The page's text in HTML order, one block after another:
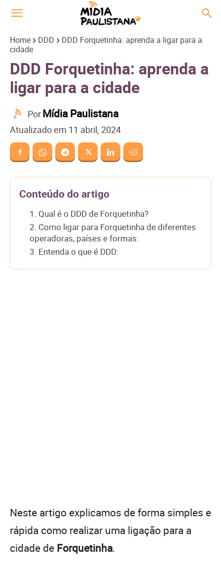
Home DDD
DDD Forquetinha: aprenda a ligar para a
cidade
DDD Forquetinha: aprenda a
ligar para a cidade
PorMídia Paulistana
Atualizado em 11 abril, 2024
Conteúdo do artigo
1. Qual é o DDD de Forquetinha?
2. Como ligar para Forquetinha de diferentes
operadoras, países e formas:
3. Entenda o que é DDD:
Neste artigo explicamos de forma simples e
rápida como realizar uma ligação para a
cidade de Forquetinha.